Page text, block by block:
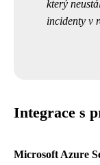
který
incidenty v
Integrace s
Microsoft Azure